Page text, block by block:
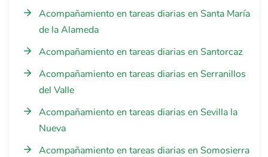
Acompañamiento en tareas diarias en Santa María
de la Alameda
Acompañamiento en tareas diarias en Santorcaz
Acompañamiento en tareas diarias en Serranillos
del Valle
Acompañamiento en tareas diarias en Sevilla la
Nueva
Acompañamiento en tareas diarias en Somosierra